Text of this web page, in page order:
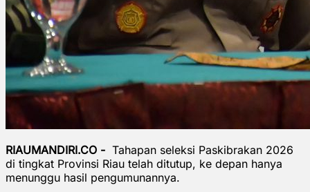
RIAUMANDIRI.CO - Tahapan seleksi Paskibrakan 2026
di tingkat Provinsi Riau telah ditutup, ke depan hanya
menunggu hasil pengumunannya.